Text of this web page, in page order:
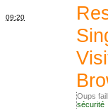
09:20
Oups
sécurité